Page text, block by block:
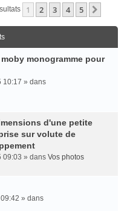
1 2 3 4 5
monogramme pour
10:17 » dans
d'une petite
sur volute de
09:03 » dans Vos photos
» dans